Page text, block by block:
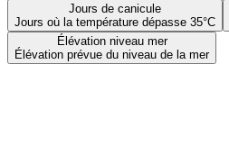
Jours de canicule
Jours où la température dépasse 35°C
Élévation niveau mer
Élévation prévue du niveau de la mer